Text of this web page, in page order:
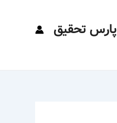
پارس تحقیق